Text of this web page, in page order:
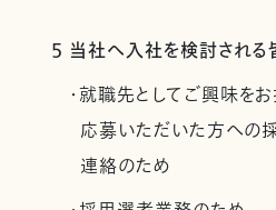
5 当社へ入社を検討され
・就職先としてご興味を
応募いただいた方への
連絡のため